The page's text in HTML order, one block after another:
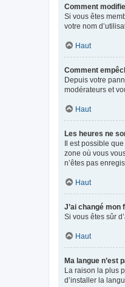
Comment
Si vous êtes
votre nom
Haut
Comment
Depuis votre
modérateurs et
Haut
Les heures ne
Il est possible
zone où vous
n’êtes pas
Haut
J’ai changé
Si vous êtes sûr
Haut
Ma langue n’est
La raison la plus
d’installer la